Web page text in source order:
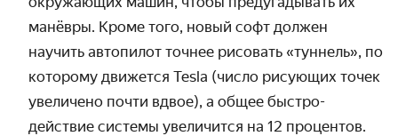
манёвры. Кроме того, новый софт должен
научить автопилот точнее рисовать «туннель», по
которому движется Tesla (число рисующих точек
увеличено почти вдвое), а общее быстро­
действие системы увеличится на 12 процентов.